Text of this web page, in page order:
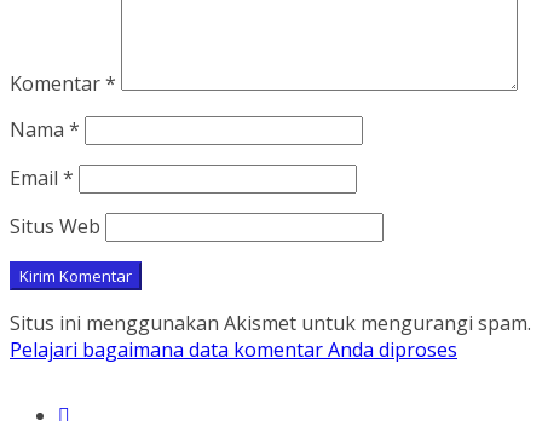
Komentar*
Nama *
Email *
Situs Web
Situs ini menggunakan Akismet untuk mengurangi spam.
Pelajari bagaimana data komentar Anda diproses